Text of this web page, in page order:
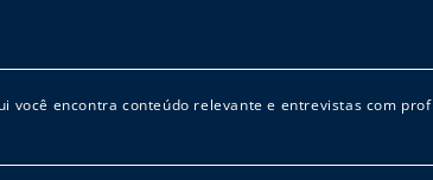
você encontra conteúdo relevante e entrevistas com